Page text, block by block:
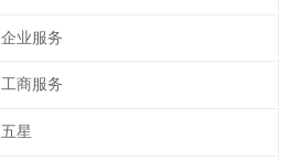
企业服务
工商服务
五星